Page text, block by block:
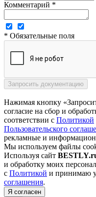
Комментарий *
* Обязательные поля
Нажимая кнопку
согласие на сбор и
соответствии с Политикой
Пользовательского
рекламные и
Мы используем файлы
Используя сайт
и обработку моих
с Политикой и принимаю
соглашения.
Я согласен